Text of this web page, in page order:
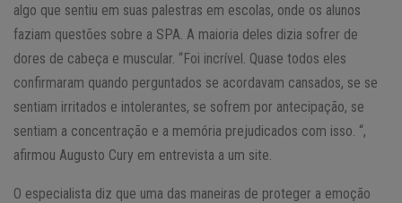
algo que sentiu em suas palestras em escolas, onde os alunos
faziam questões sobre a SPA. A maioria deles dizia sofrer de
dores de cabeça e muscular. “Foi incrível. Quase todos eles
confirmaram quando perguntados se acordavam cansados, se se
sentiam irritados e intolerantes, se sofrem por antecipação, se
sentiam a concentração e a memória prejudicados com isso. “,
afirmou Augusto Cury em entrevista a um site.
O especialista diz que uma das maneiras de proteger a emoção